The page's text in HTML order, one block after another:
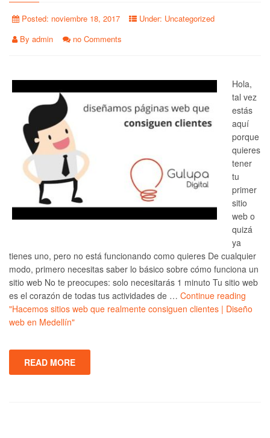
Posted: noviembre 18, 2017 Under: Uncategorized
By admin no Comments
Hola,
tal vez
estás
aquí
porque
quieres
tener
tu
primer
sitio
web o
quizá
ya
tienes uno, pero no está funcionando como quieres De cualquier
modo, primero necesitas saber lo básico sobre cómo funciona un
sitio web No te preocupes: solo necesitarás 1 minuto Tu sitio web
es el corazón de todas tus actividades de … Continue reading
"Hacemos sitios web que realmente consiguen clientes | Diseño
web en Medellín"
READ MORE